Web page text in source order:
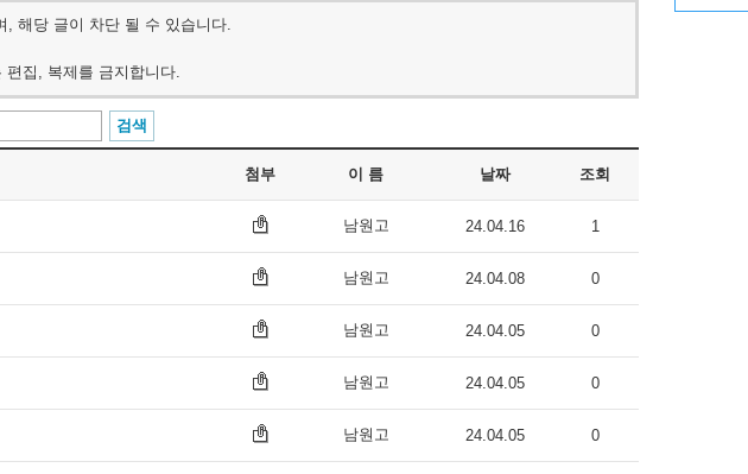
, 해당 글이 차단 될 수 있습니다.
편집, 복제를 금지합니다.
첨부 이 름 날짜 조회
남원고 24.04.16 1
남원고 24.04.08 0
남원고 24.04.05 0
남원고 24.04.05 0
남원고 24.04.05 0